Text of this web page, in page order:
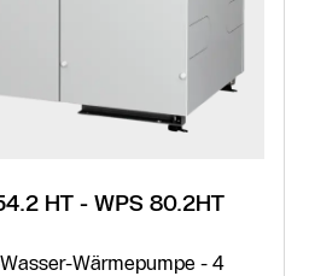
HT - WPS 80.2HT
Wärmepumpe - 4